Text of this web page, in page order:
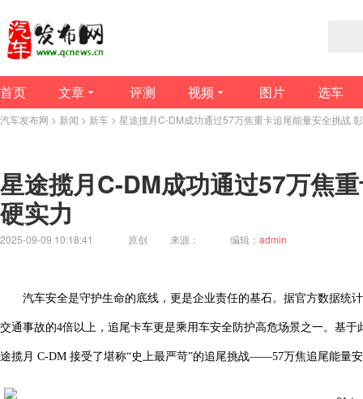
首页 文章 评测 视频 图片 选车
汽车发布网 > 新闻 > 新车 > 星途揽月C-DM成功通过57万焦重卡追尾能量安全挑战
星途揽月C-DM成功通过57万焦
硬实力
2025-09-09 10:18:41 原创 来源： 编辑： admin
汽车安全是守护生命的底线，更是企业责任的基石。据官方数据统
交通事故的4倍以上，追尾卡车更是乘用车安全防护高危场景之一。基
途揽月 C-DM 接受了堪称“史上最严苛”的追尾挑战——57万焦追尾能量